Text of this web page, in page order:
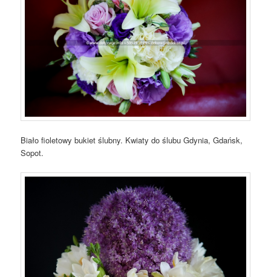
Biało fioletowy bukiet ślubny. Kwiaty do ślubu Gdynia, Gdańsk,
Sopot.